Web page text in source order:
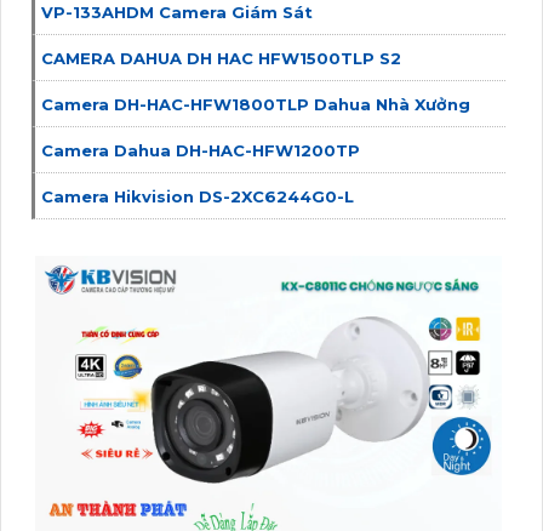
VP-133AHDM Camera Giám Sát
CAMERA DAHUA DH HAC HFW1500TLP S2
Camera DH-HAC-HFW1800TLP Dahua Nhà Xưởng
Camera Dahua DH-HAC-HFW1200TP
Camera Hikvision DS-2XC6244G0-L